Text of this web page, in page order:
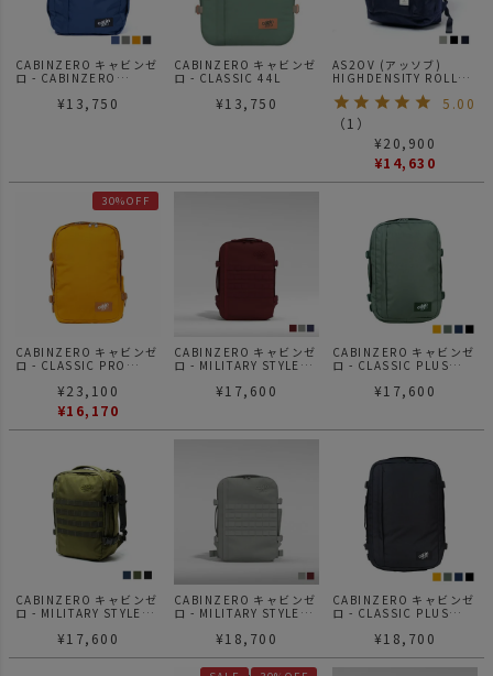
CABINZERO キャビンゼ
ロ - CABINZERO
BACKPACK 28L
¥13,750
CABINZERO キャビンゼ
ロ - CLASSIC 44L
¥13,750
AS2OV (アッソブ)
HIGHDENSITY ROLL
BACKPACK /バックパッ
ク
5.00
（1 ）
¥20,900
¥14,630
30%OFF
CABINZERO キャビンゼ
ロ - CLASSIC PRO
CHILL リュック バック
¥23,100
¥16,170
CABINZERO キャビンゼ
ロ - MILITARY STYLE
¥17,600
CABINZERO キャビンゼ
ロ - CLASSIC PLUS
ク バックパック
¥17,600
CABINZERO キャビンゼ
ロ - MILITARY STYLE
¥17,600
CABINZERO キャビンゼ
ロ - MILITARY STYLE
¥18,700
CABINZERO キャビンゼ
ロ - CLASSIC PLUS
ク バックパック
¥18,700